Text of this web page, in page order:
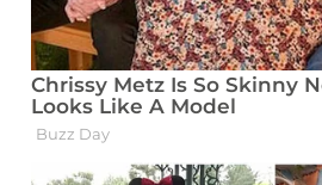
p. 1455-1467, 2007.
BESSMAN, J. D.;
GARDNER, F. H.
of anemias by MCV and
Pathol, v. 80, n. 3, p. 322-